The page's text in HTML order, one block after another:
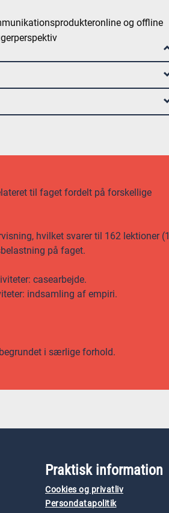
og offline
til faget fordelt på forskellige
hvilket svarer til 162 lektioner (1
på faget.
casearbejde.
indsamling af empiri.
i særlige forhold.
Praktisk information
Cookies og privatliv
Persondatapolitik